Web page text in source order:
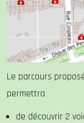
Le parcours
permettra
de découvrir 2